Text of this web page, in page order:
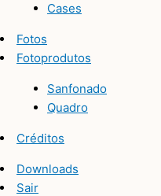
Cases
Fotos
Fotoprodutos
Sanfonado
Quadro
Créditos
Downloads
Sair